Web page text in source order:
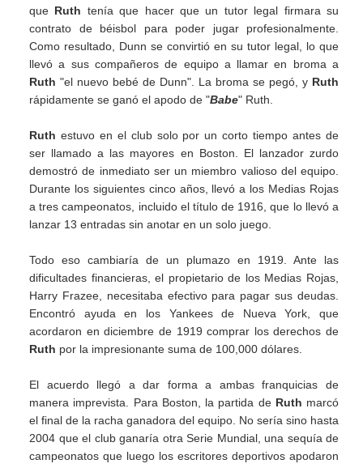
que Ruth tenía que hacer que un tutor legal firmara su
contrato de béisbol para poder jugar profesionalmente.
Como resultado, Dunn se convirtió en su tutor legal, lo que
llevó a sus compañeros de equipo a llamar en broma a
Ruth "el nuevo bebé de Dunn". La broma se pegó, y Ruth
rápidamente se ganó el apodo de "Babe" Ruth.
Ruth estuvo en el club solo por un corto tiempo antes de
ser llamado a las mayores en Boston. El lanzador zurdo
demostró de inmediato ser un miembro valioso del equipo.
Durante los siguientes cinco años, llevó a los Medias Rojas
a tres campeonatos, incluido el título de 1916, que lo llevó a
lanzar 13 entradas sin anotar en un solo juego.
Todo eso cambiaría de un plumazo en 1919. Ante las
dificultades financieras, el propietario de los Medias Rojas,
Harry Frazee, necesitaba efectivo para pagar sus deudas.
Encontró ayuda en los Yankees de Nueva York, que
acordaron en diciembre de 1919 comprar los derechos de
Ruth por la impresionante suma de 100,000 dólares.
El acuerdo llegó a dar forma a ambas franquicias de
manera imprevista. Para Boston, la partida de Ruth marcó
el final de la racha ganadora del equipo. No sería sino hasta
2004 que el club ganaría otra Serie Mundial, una sequía de
campeonatos que luego los escritores deportivos apodaron